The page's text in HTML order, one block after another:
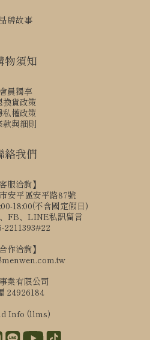
品牌故事
物須知
會員獨享
換貨政策
私權政策
款與細則
絡我們
客服洽詢】
安平區安平路87號
18:00(不含國定假日)
FB、LINE私訊留言
2211393#22
合作洽詢】
業有限公司
24926184
Info (llms)